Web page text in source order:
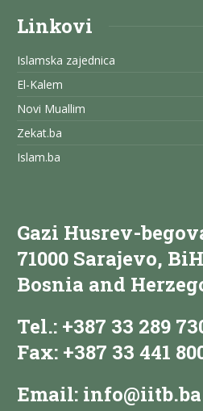
Linkovi
Islamska zajednica
El-Kalem
Novi Muallim
Zekat.ba
Islam.ba
Gazi Husrev-
71000 Sarajevo, BiH
Bosnia and
Tel.: +387 33 289
Fax: +387 33 441
Email: info@iitb.ba